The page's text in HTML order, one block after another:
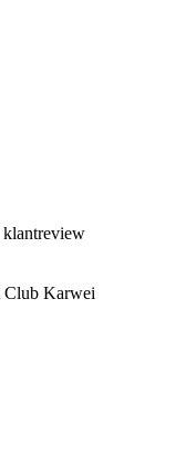
klantreview
Club Karwei